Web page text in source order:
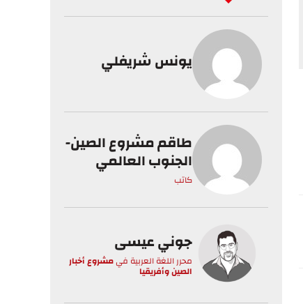
يونس شريفلي
طاقم مشروع الصين-
الجنوب العالمي
كاتب
جوني عيسى
محرر اللغة العربية فيمشروع أخبار
الصين وأفريقيا